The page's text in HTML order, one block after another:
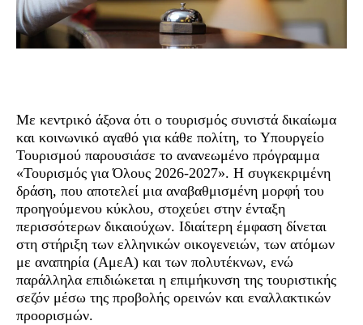
Με κεντρικό άξονα ότι ο τουρισμός συνιστά δικαίωμα
και κοινωνικό αγαθό για κάθε πολίτη, το Υπουργείο
Τουρισμού παρουσιάσε το ανανεωμένο πρόγραμμα
«Τουρισμός για Όλους 2026-2027». Η συγκεκριμένη
δράση, που αποτελεί μια αναβαθμισμένη μορφή του
προηγούμενου κύκλου, στοχεύει στην ένταξη
περισσότερων δικαιούχων. Ιδιαίτερη έμφαση δίνεται
στη στήριξη των ελληνικών οικογενειών, των ατόμων
με αναπηρία (ΑμεΑ) και των πολυτέκνων, ενώ
παράλληλα επιδιώκεται η επιμήκυνση της τουριστικής
σεζόν μέσω της προβολής ορεινών και εναλλακτικών
προορισμών.